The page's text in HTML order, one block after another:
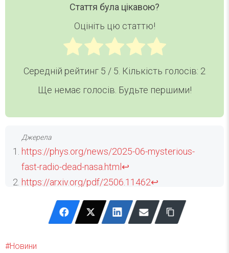
Стаття була цікавою?
Оцініть цю статтю!
Середній рейтинг 5 / 5. Кількість голосів: 2
Ще немає голосів. Будьте першими!
https://phys.org/news/2025-06-mysterious-
fast-radio-dead-nasa.html↩
https://arxiv.org/pdf/2506.11462↩
Новини